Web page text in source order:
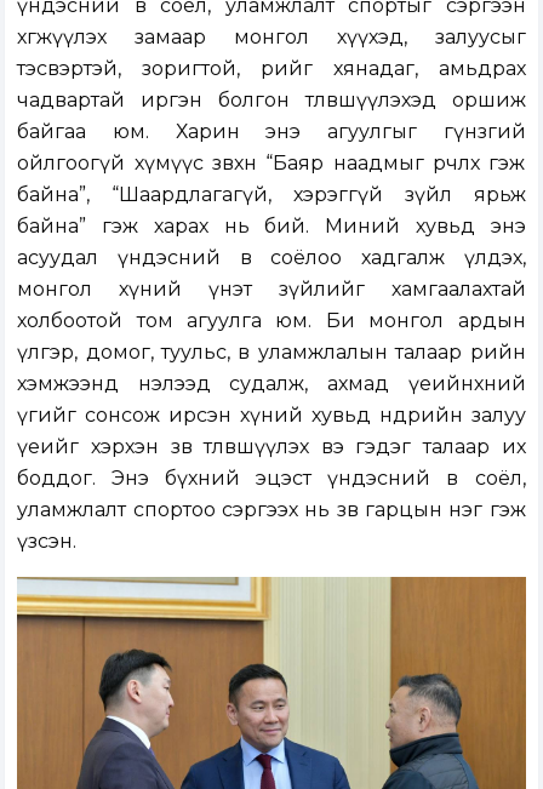
үндэсний өв соёл, уламжлалт спортыг сэргээн
хөгжүүлэх замаар монгол хүүхэд, залуусыг
тэсвэртэй, зоригтой, өөрийгөө хянадаг, амьдрах
чадвартай иргэн болгон төлөвшүүлэхэд оршиж
байгаа юм. Харин энэ агуулгыг гүнзгий
ойлгоогүй хүмүүс зөвхөн “Баяр наадмыг өөрчлөх гэж
байна”, “Шаардлагагүй, хэрэггүй зүйл ярьж
байна” гэж харах нь бий. Миний хувьд энэ
асуудал үндэсний өв соёлоо хадгалж үлдэх,
монгол хүний үнэт зүйлийг хамгаалахтай
холбоотой том агуулга юм. Би монгол ардын
үлгэр, домог, туульс, өв уламжлалын талаар өөрийн
хэмжээнд нэлээд судалж, ахмад үеийнхний
үгийг сонсож ирсэн хүний хувьд өнөөдрийн залуу
үеийг хэрхэн зөв төлөвшүүлэх вэ гэдэг талаар их
боддог. Энэ бүхний эцэст үндэсний өв соёл,
уламжлалт спортоо сэргээх нь зөв гарцын нэг гэж
үзсэн.